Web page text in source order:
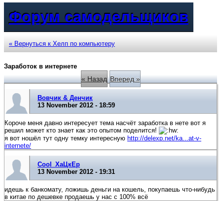
Форум самодельщиков
« Вернуться к Хелп по компьютеру
Заработок в интернете
« Назад Вперед »
Вовчик & Денчик
13 November 2012 - 18:59
Короче меня давно интересует тема насчёт заработка в нете вот я
решил может кто знает как это опытом поделится!
я вот ношёл тут одну темку интересную http://delexp.net/ka...at-v-
internete/
Cool_ХаЦкЕр
13 November 2012 - 19:31
идешь к банкомату, ложишь деньги на кошель, покупаешь что-нибудь
в китае по дешевке продаешь у нас с 100% всё